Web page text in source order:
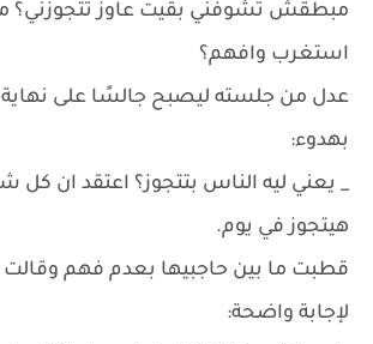
مبطقش تشوفني بقيت عاوز
استغرب وافهم؟
عدل من جلسته ليصبح جالسًا على
بهدوء:
_ يعني ليه الناس بتتجوز؟ اعتقد ان
هيتجوز في يوم.
قطبت ما بين حاجبيها بعدم فهم وقالت
لإجابة واضحة: